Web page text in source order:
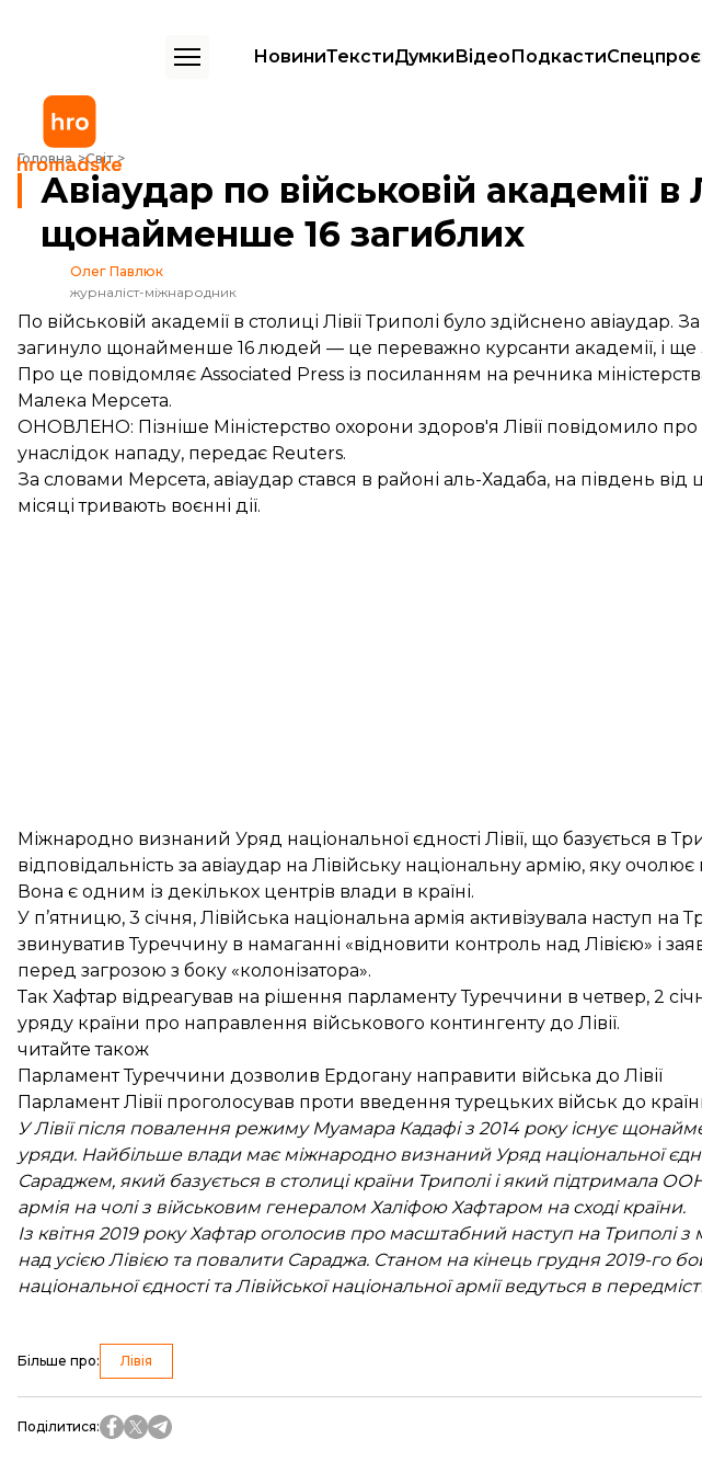
НовиниТекстиДумкиВідеоПодкасти
Головна Світ
Авіаудар по військовій академії в Лівії: щонайменше 16 загиблих
Авіаудар по військовій академії в
щонайменше 16 загиблих
Олег Павлюк
журналіст-міжнародник
По військовій академії в столиці Лівії Триполі було здійснено
загинуло щонайменше 16 людей — це переважно курсанти академії, і ще
Про це повідомляє Associated Press із посиланням на речника
Малека Мерсета.
ОНОВЛЕНО: Пізніше Міністерство охорони здоров'я Лівії повідомило
унаслідок нападу, передає Reuters.
За словами Мерсета, авіаудар стався в районі аль-Хадаба, на південь від
місяці тривають воєнні дії.
Міжнародно визнаний Уряд національної єдності Лівії, що базується в
відповідальність за авіаудар на Лівійську національну армію, яку
Вона є одним із декількох центрів влади в країні.
У п’ятницю, 3 січня, Лівійська національна армія активізувала наступ на
звинуватив Туреччину в намаганні «відновити контроль над Лівією» і
перед загрозою з боку «колонізатора».
Так Хафтар відреагував на рішення парламенту Туреччини в четвер, 2
уряду країни про направлення військового контингенту до Лівії.
читайте також
Парламент Туреччини дозволив Ердогану направити війська до Лівії
Парламент Лівії проголосував проти введення турецьких військ до
У Лівії після повалення режиму Муамара Кадафі з 2014 року існує
уряди. Найбільше влади має міжнародно визнаний Уряд національної
Сараджем, який базується в столиці країни Триполі і який підтримала
армія на чолі з військовим генералом Халіфою Хафтаром на сході країни.
Із квітня 2019 року Хафтар оголосив про масштабний наступ на Триполі
над усією Лівією та повалити Сараджа. Станом на кінець грудня 2019-го
національної єдності та Лівійської національної армії ведуться в
Більше про: Лівія
Поділитися: